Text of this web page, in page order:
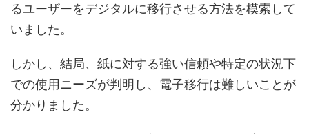
るユーザーをデジタルに移行させる方法を模索して
いました。
しかし、結局、紙に対する強い信頼や特定の状況下
での使用ニーズが判明し、電子移行は難しいことが
分かりました。